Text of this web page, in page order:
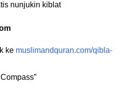
nunjukin kiblat
ke muslimandquran.com/qibla-